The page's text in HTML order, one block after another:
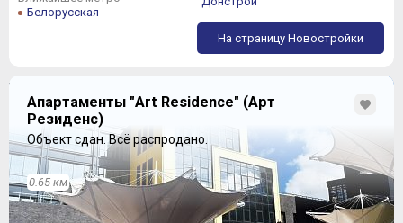
Белорусская
На страницу Новостройки
Апартаменты "Art Residence" (Арт
Резиденс)
Объект сдан.Всё распродано.
0.65 км